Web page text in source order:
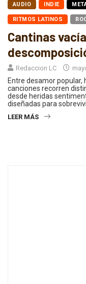
AUDIO INDIE
RITMOS LATINOS
Cantinas
Redaccion LC
Entre desamor
canciones recorren
desde heridas
diseñadas para
LEER MÁS